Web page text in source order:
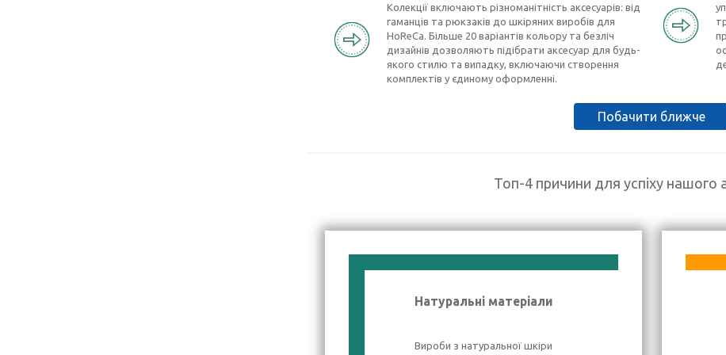
Колекції включають різноманітність аксесуарів: від
гаманців та рюкзаків до шкіряних виробів для
HoReCa. Більше 20 варіантів кольору та безліч
дизайнів дозволяють підібрати аксесуар для будь-
якого стилю та випадку, включаючи створення
комплектів у єдиному оформленні.
Побачити ближче
Топ-4 причини для успіху нашого
Натуральні матеріали
Вироби з натуральної шкіри